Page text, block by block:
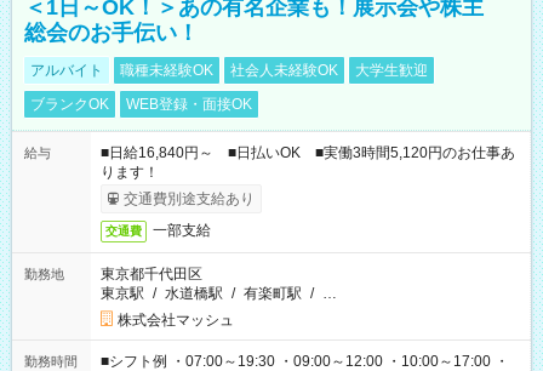
＜1日～OK！＞あの有名企業も！展示会や株主
総会のお手伝い！
アルバイト 職種未経験OK 社会人未経験OK
大学生歓迎
ブランクOK
WEB登録・面接OK
給与
■日給16,840円～ ■日払いOK ■実働3時間5,120円のお仕事あ
ります！
交通費別途支給あり
交通費 一部支給
勤務地
東京都千代田区
東京駅 / 水道橋駅 / 有楽町駅 / …
株式会社マッシュ
勤務時間
■シフト例 ・07:00～19:30 ・09:00～12:00 ・10:00～17:00 ・